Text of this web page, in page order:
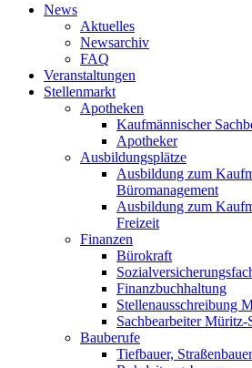
News
Aktuelles
Newsarchiv
FAQ
Veranstaltungen
Stellenmarkt
Apotheken
Kaufmännischer
Apotheker
Ausbildungsplätze
Ausbildung zum
Büromanagement
Ausbildung zum
Freizeit
Finanzen
Bürokraft
Finanzbuchhaltung
Stellenausschreibung
Sachbearbeiter Müritz-
Bauberufe
Tiefbauer,